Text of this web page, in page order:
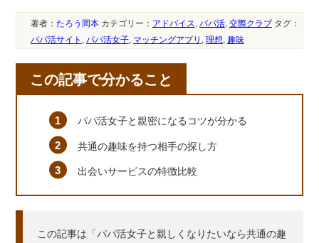
著者： たろう岡本 カテゴリー： アドバイス, パパ活, 交際クラブ タグ：
パパ活サイト , パパ活女子, マッチングアプリ , 理想, 趣味
この記事で分かること
パパ活女子と親密になるコツが分かる
共通の趣味を持つ相手の探し方
出会いサービスの特徴比較
この記事は「パパ活女子と親しくなりたいなら共通の趣